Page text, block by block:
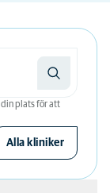
din plats för att
Alla kliniker